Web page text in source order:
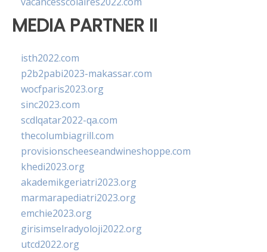
MEDIA PARTNER II
isth2022.com
p2b2pabi2023-makassar.com
wocfparis2023.org
sinc2023.com
scdlqatar2022-qa.com
thecolumbiagrill.com
provisionscheeseandwineshoppe.com
khedi2023.org
akademikgeriatri2023.org
marmarapediatri2023.org
emchie2023.org
girisimselradyoloji2022.org
utcd2022.org